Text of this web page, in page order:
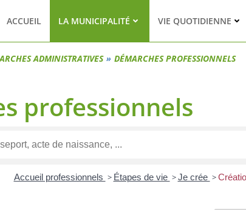
ACCUEIL LA MUNICIPALITÉ VIE QUOTIDIENNE
ADMINISTRATIVES DÉMARCHES PROFESSIONNELS
professionnels
Accueil professionnels > Étapes de vie > Je crée >